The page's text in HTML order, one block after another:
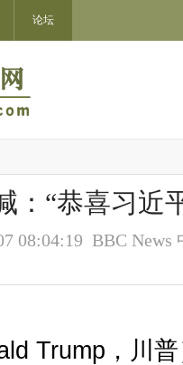
论坛
：“恭喜习近
08:04:19 BBC News
Trump，川